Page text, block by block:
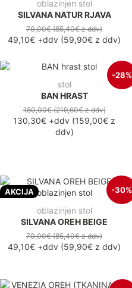
oblazinjen stol
SILVANA NATUR RJAVA
70,00€(85,40€z ddv)
49,10€ +ddv (59,90€ z ddv)
-28%
stol
BAN HRAST
180,00€(219,60€z ddv)
130,30€ +ddv (159,00€ z
ddv)
AKCIJA -30%
oblazinjen stol
SILVANA OREH BEIGE
70,00€(85,40€z ddv)
49,10€ +ddv (59,90€ z ddv)